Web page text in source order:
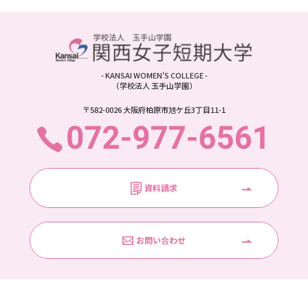
- KANSAI WOMEN'S COLLEGE -
（学校法人 玉手山学園）
〒582-0026 大阪府柏原市旭ケ丘3丁目11-1
資料請求
お問い合わせ